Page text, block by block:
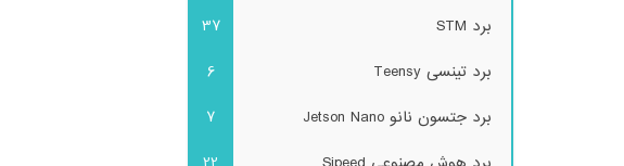
برد STM
37
برد تینسی Teensy
6
برد جتسون نانو Jetson Nano
7